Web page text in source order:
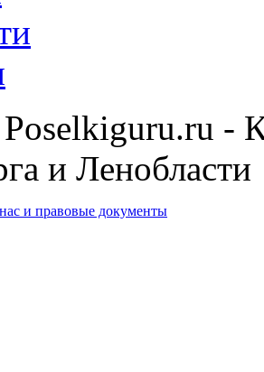
-
и Ленобласти
и правовые документы